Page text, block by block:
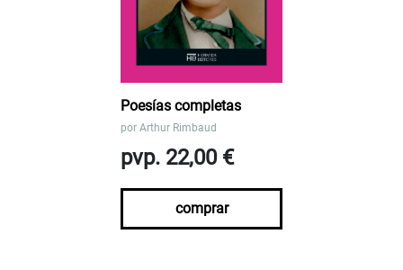
Poesías completas
por Arthur Rimbaud
pvp. 22,00 €
comprar